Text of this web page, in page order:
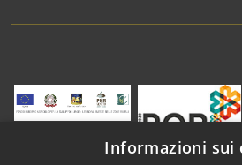
Informazioni sui